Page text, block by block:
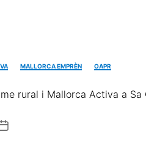
MALLORCA EMPRÈN OAPR
rural i Mallorca Activa a Sa